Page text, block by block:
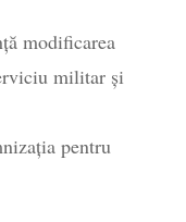
din Iași
modificarea
militar și
pentru